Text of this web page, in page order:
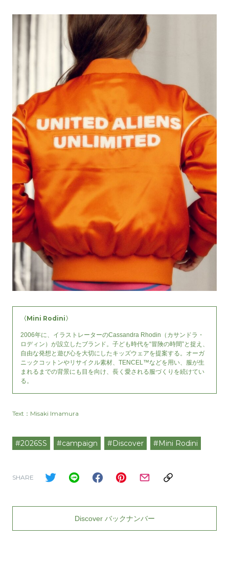
〈Mini Rodini〉
2006年に、イラストレーターのCassandra Rhodin（カサンドラ・
ロディン）が設立したブランド。子ども時代を“冒険の時間”と捉え、
自由な発想と遊び心を大切にしたキッズウェアを提案する。オーガ
ニックコットンやリサイクル素材、TENCEL™などを用い、服が生
まれるまでの背景にも目を向け、長く愛される服づくりを続けてい
る。
Text：Misaki Imamura
#2026SS #campaign #Discover #Mini Rodini
SHARE
Discover バックナンバー